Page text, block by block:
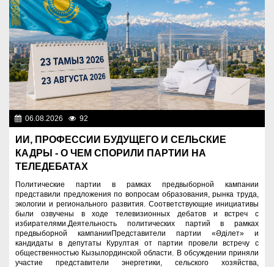
06.08.2026 92
ИИ, ПРОФЕССИИ БУДУЩЕГО И СЕЛЬСКИЕ
КАДРЫ - О ЧЕМ СПОРИЛИ ПАРТИИ НА
ТЕЛЕДЕБАТАХ
Политические партии в рамках предвыборной кампании
представили предложения по вопросам образования, рынка труда,
экологии и регионального развития. Соответствующие инициативы
были озвучены в ходе телевизионных дебатов и встреч с
избирателями.Деятельность политических партий в рамках
предвыборной кампанииПредставители партии «Әділет» и
кандидаты в депутаты Курултая от партии провели встречу с
общественностью Кызылординской области. В обсуждении приняли
участие представители энергетики, сельского хозяйства,